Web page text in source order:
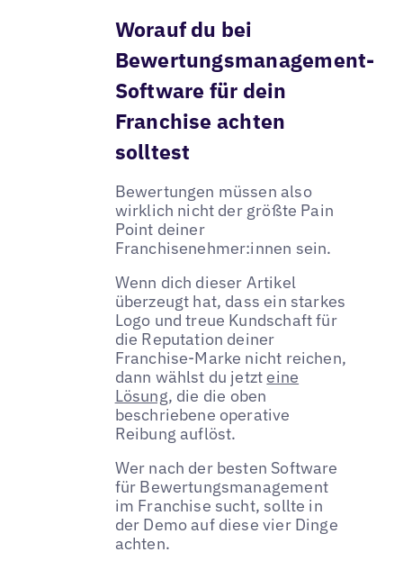
Worauf du bei
Bewertungsmanagement-
Software für dein
Franchise achten
solltest
Bewertungen müssen also
wirklich nicht der größte Pain
Point deiner
Franchisenehmer:innen sein.
Wenn dich dieser Artikel
überzeugt hat, dass ein starkes
Logo und treue Kundschaft für
die Reputation deiner
Franchise-Marke nicht reichen,
dann wählst du jetzt eine
Lösung, die die oben
beschriebene operative
Reibung auflöst.
Wer nach der besten Software
für Bewertungsmanagement
im Franchise sucht, sollte in
der Demo auf diese vier Dinge
achten.